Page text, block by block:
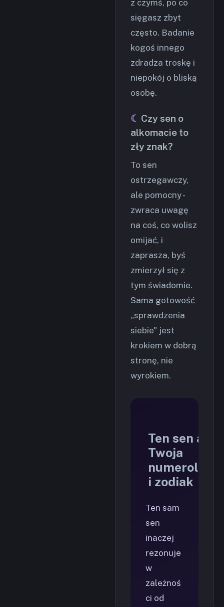
z czymś, po co
sięgasz zbyt
często. Badanie
kogoś innego
zdradza troskę i
niepokój o bliską
osobę.
Czy sen o
alkomacie to
zły znak?
To sen
ostrzegawczy,
ale pomocny -
zwraca uwagę
na coś, co wolisz
omijać, i
zaprasza, byś
zmierzył się z
tym świadomie.
Sama gotowość
„sprawdzenia
siebie" jest
krokiem w dobrą
stronę, nie
wyrokiem.
Ten sen a
Twoja
numerologia
i zodiak
Ten sam
sen
inaczej
rezonuje
w
zależnoś
ci od